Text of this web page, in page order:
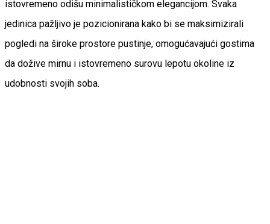
istovremeno odišu minimalističkom elegancijom. Svaka
jedinica pažljivo je pozicionirana kako bi se maksimizirali
pogledi na široke prostore pustinje, omogućavajući gostima
da dožive mirnu i istovremeno surovu lepotu okoline iz
udobnosti svojih soba.